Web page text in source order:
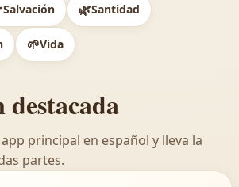
Salvación 🌿Santidad
🌱Vida
principal en español y lleva la
partes.